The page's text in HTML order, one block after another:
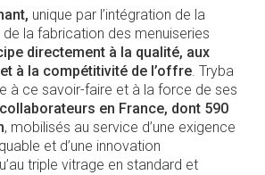
unique par l’intégration de la
la fabrication des menuiseries
directement à la qualité, aux
à la compétitivité de l’offre. Tryba
à ce savoir-faire et à la force de ses
en France, dont 590
, mobilisés au service d’une exigence
et d’une innovation
triple vitrage en standard et